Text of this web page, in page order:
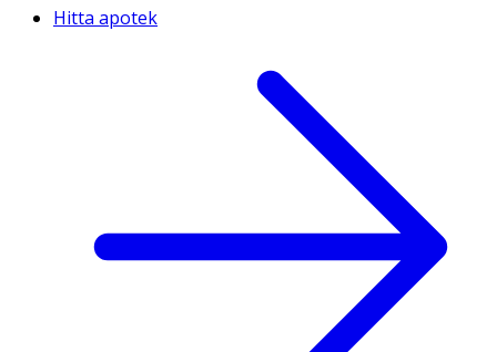
Hitta apotek